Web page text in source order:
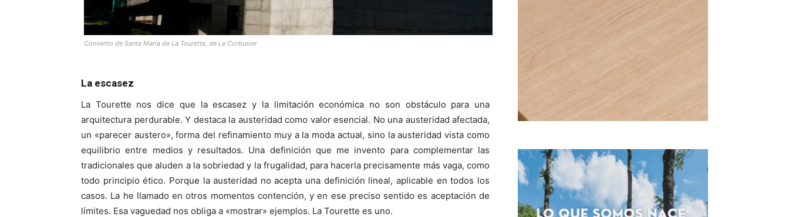
Convento de Santa María de La Tourette, de Le Corbusier
La escasez
La Tourette nos dice que la escasez y la limitación económica no son obstáculo para una
arquitectura perdurable. Y destaca la austeridad como valor esencial. No una austeridad afectada,
un «parecer austero», forma del refinamiento muy a la moda actual, sino la austeridad vista como
equilibrio entre medios y resultados. Una definición que me invento para complementar las
tradicionales que aluden a la sobriedad y la frugalidad, para hacerla precisamente más vaga, como
todo principio ético. Porque la austeridad no acepta una definición lineal, aplicable en todos los
casos. La he llamado en otros momentos contención, y en ese preciso sentido es aceptación de
límites. Esa vaguedad nos obliga a «mostrar» ejemplos. La Tourette es uno.